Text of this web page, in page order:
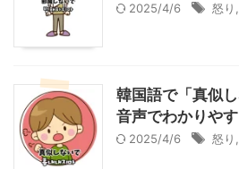
2025/4/6 怒り
韓国語で「真似
音声でわかりや
2025/4/6 怒り